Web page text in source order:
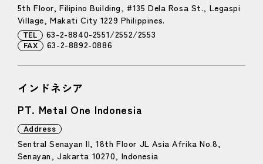
5th Floor, Filipino Building, #135 Dela Rosa St., Legaspi
Village, Makati City 1229 Philippines.
TEL 63-2-8840-2551/2552/2553
FAX 63-2-8892-0886
インドネシア
PT. Metal One Indonesia
Address
Sentral Senayan II, 18th Floor JL Asia Afrika No.8,
Senayan, Jakarta 10270, Indonesia